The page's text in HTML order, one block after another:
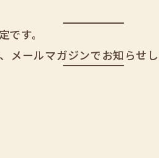
す。
ールマガジンでお知らせし